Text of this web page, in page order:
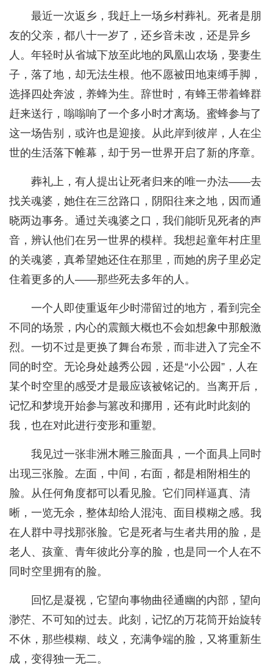
最近一次返乡，我赶上一场乡村葬礼。死者是朋
友的父亲，都八十一岁了，还乡音未改，还是异乡
人。年轻时从省城下放至此地的凤凰山农场，娶妻生
子，落了地，却无法生根。他不愿被田地束缚手脚，
选择四处奔波，养蜂为生。辞世时，有蜂王带着蜂群
赶来送行，嗡嗡响了一个多小时才离场。蜜蜂参与了
这一场告别，或许也是迎接。从此岸到彼岸，人在尘
世的生活落下帷幕，却于另一世界开启了新的序章。
葬礼上，有人提出让死者归来的唯一办法——去
找关魂婆，她住在三岔路口，阴阳往来之地，因而通
晓两边事务。通过关魂婆之口，我们能听见死者的声
音，辨认他们在另一世界的模样。我想起童年村庄里
的关魂婆，真希望她还住在那里，而她的房子里必定
住着更多的人——那些死去多年的人。
一个人即使重返年少时滞留过的地方，看到完全
不同的场景，内心的震颤大概也不会如想象中那般激
烈。一切不过是更换了舞台布景，而非进入了完全不
同的时空。无论身处越秀公园，还是“小公园”，人在
某个时空里的感受才是最应该被铭记的。当离开后，
记忆和梦境开始参与篡改和挪用，还有此时此刻的
我，也在对此进行变形和重塑。
我见过一张非洲木雕三脸面具，一个面具上同时
出现三张脸。左面，中间，右面，都是相附相生的
脸。从任何角度都可以看见脸。它们同样逼真、清
晰，一览无余，整体却给人混沌、面目模糊之感。我
在人群中寻找那张脸。它是死者与生者共用的脸，是
老人、孩童、青年彼此分享的脸，也是同一个人在不
同时空里拥有的脸。
回忆是凝视，它望向事物曲径通幽的内部，望向
渺茫、不可知的过去。此刻，记忆的万花筒开始旋转
不休，那些模糊、歧义，充满争端的脸，又将重新生
成，变得独一无二。